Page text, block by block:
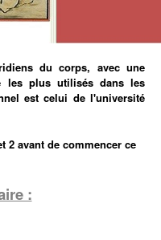
du corps, avec une
les plus utilisés dans les
est celui de l'université
2 avant de commencer ce
: